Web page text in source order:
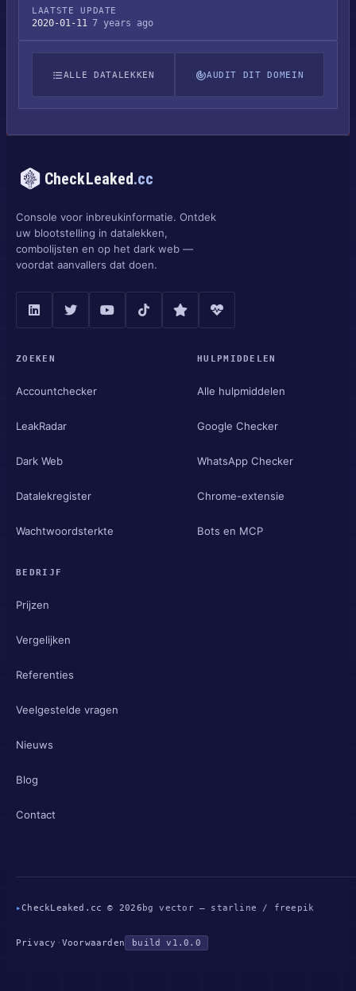
LAATSTE UPDATE
2020-01-11 7 years ago
ALLE DATALEKKEN AUDIT DIT DOMEIN
CheckLeaked.cc
Console voor inbreukinformatie. Ontdek
uw blootstelling in datalekken,
combolijsten en op het dark web —
voordat aanvallers dat doen.
ZOEKEN
Accountchecker
LeakRadar
Dark Web
Datalekregister
Wachtwoordsterkte
HULPMIDDELEN
Alle hulpmiddelen
Google Checker
WhatsApp Checker
Chrome-extensie
Bots en MCP
BEDRIJF
Prijzen
Vergelijken
Referenties
Veelgestelde vragen
Nieuws
Blog
Contact
▸CheckLeaked.cc © 2026 bg vector — starline / freepik
Privacy · Voorwaarden build v1.0.0